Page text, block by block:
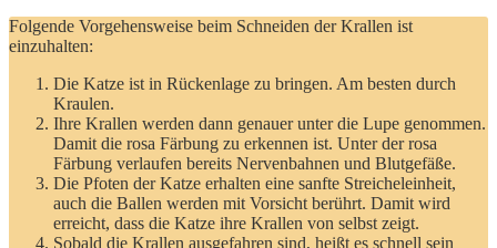
Folgende Vorgehensweise beim Schneiden der Krallen ist
einzuhalten:
Die Katze ist in Rückenlage zu bringen. Am besten durch
Kraulen.
Ihre Krallen werden dann genauer unter die Lupe genommen.
Damit die rosa Färbung zu erkennen ist. Unter der rosa
Färbung verlaufen bereits Nervenbahnen und Blutgefäße.
Die Pfoten der Katze erhalten eine sanfte Streicheleinheit,
auch die Ballen werden mit Vorsicht berührt. Damit wird
erreicht, dass die Katze ihre Krallen von selbst zeigt.
Sobald die Krallen ausgefahren sind, heißt es schnell sein